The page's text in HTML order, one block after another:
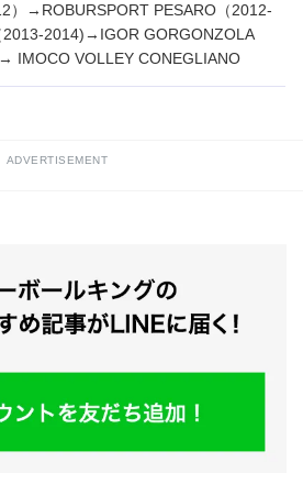
）→ROBURSPORT PESARO（2012-
2014)→IGOR GORGONZOLA
IMOCO VOLLEY CONEGLIANO
ADVERTISEMENT